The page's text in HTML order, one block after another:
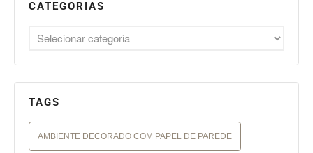
CATEGORIAS
TAGS
AMBIENTE DECORADO COM PAPEL DE PAREDE